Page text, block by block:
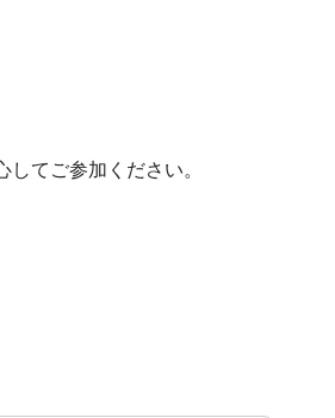
てご参加ください。